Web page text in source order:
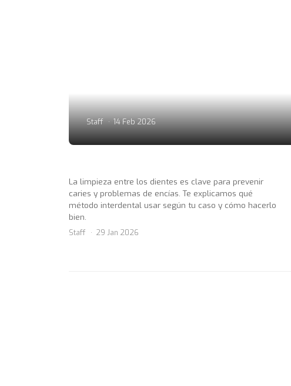
Staff 14 Feb 2026
La limpieza entre los dientes es clave para prevenir
caries y problemas de encías. Te explicamos qué
método interdental usar según tu caso y cómo hacerlo
bien.
Staff 29 Jan 2026